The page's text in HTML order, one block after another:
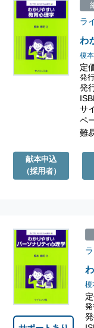
わ
ラ
榎
定
発
発
サ
ペ
難
献本申込
（採用者）
榎